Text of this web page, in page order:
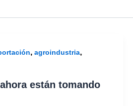
, agroindustria,
están tomando